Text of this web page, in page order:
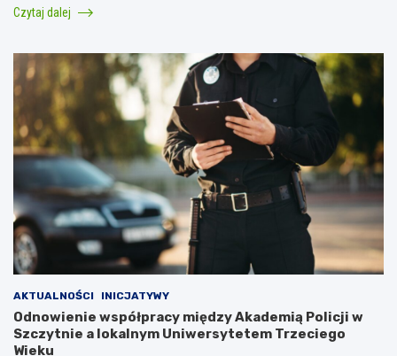
Czytaj dalej
AKTUALNOŚCI INICJATYWY
Odnowienie współpracy między Akademią Policji w
Szczytnie a lokalnym Uniwersytetem Trzeciego
Wieku